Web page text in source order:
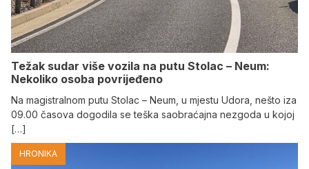
Težak sudar više vozila na putu Stolac – Neum:
Nekoliko osoba povrijeđeno
Na magistralnom putu Stolac – Neum, u mjestu Udora, nešto iza
09.00 časova dogodila se teška saobraćajna nezgoda u kojoj
[…]
HRONIKA